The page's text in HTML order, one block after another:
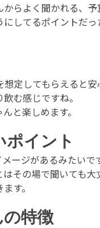
らよく聞かれる、予
してるポイントだっ
定してもらえると安
む感じですね。
と楽しめます。
イント
ージがあるみたいで
その場で聞いても大
す。
特徴